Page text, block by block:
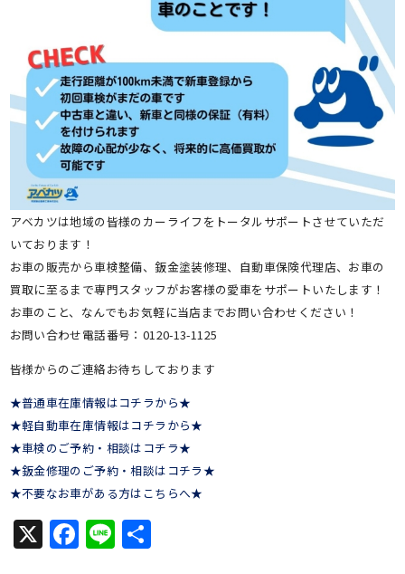
アベカツは地域の皆様のカーライフをトータルサポートさせていただ
いております！
お車の販売から車検整備、鈑金塗装修理、自動車保険代理店、お車の
買取に至るまで専門スタッフがお客様の愛車をサポートいたします！
お車のこと、なんでもお気軽に当店までお問い合わせください！
お問い合わせ電話番号：0120-13-1125
皆様からのご連絡お待ちしております
★普通車在庫情報はコチラから★
★軽自動車在庫情報はコチラから★
★車検のご予約・相談はコチラ★
★鈑金修理のご予約・相談はコチラ★
★不要なお車がある方はこちらへ★
X Facebook
Line共